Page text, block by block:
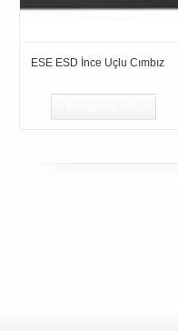
ESE ESD İnce Uçlu Cımbız